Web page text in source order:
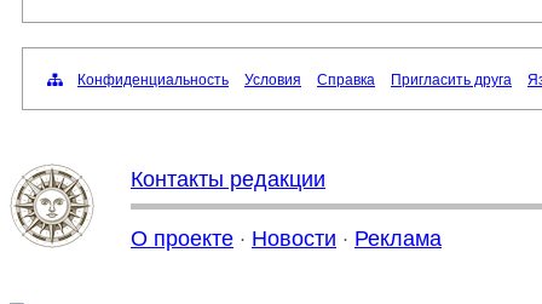
Конфиденциальность Условия Справка Пригласить друга
Контакты редакции
О проекте · Новости · Реклама